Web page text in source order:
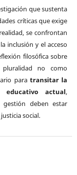
que sustenta
críticas que exige
se confrontan
inclusión y el acceso
filosófica sobre
no como
para transitar la
educativo actual,
deben estar
social.